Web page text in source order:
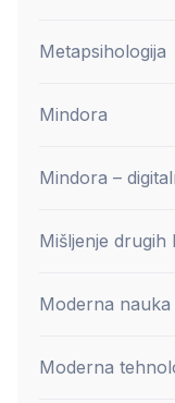
Metapsihologija
Mindora
Mindora –
Mišljenje drugih
Moderna nauka
Moderna